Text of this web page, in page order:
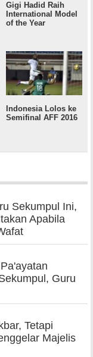
Gigi Hadid Raih
International Model
of the Year
Indonesia Lolos ke
Semifinal AFF 2016
Sekumpul Ini,
Apabila
Guru
Tetapi
Majelis